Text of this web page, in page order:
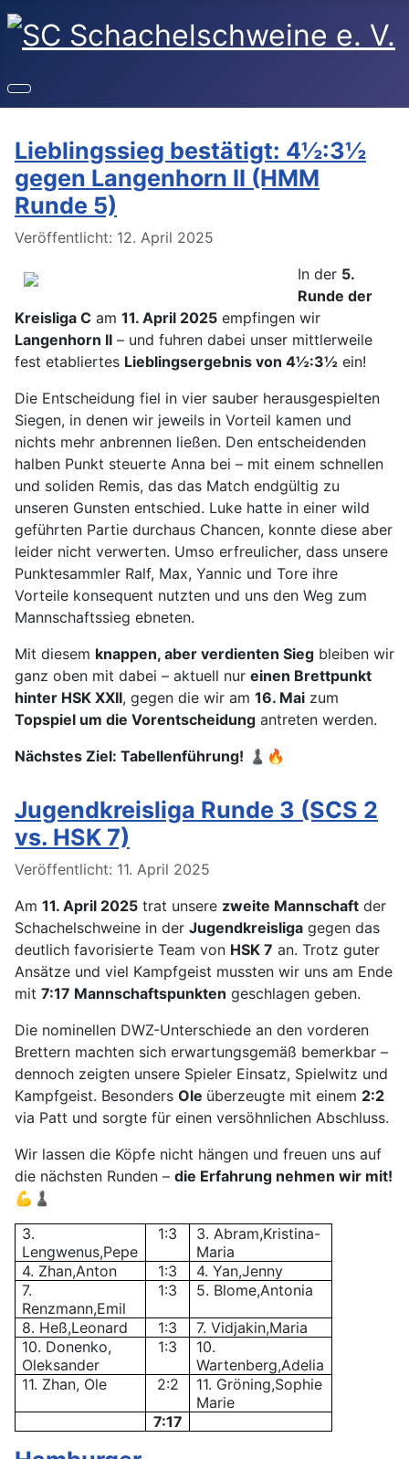
Lieblingssieg bestätigt: 4½:3½
gegen Langenhorn II (HMM
Runde 5)
Details
Veröffentlicht: 12. April 2025
In der 5.
Runde der
Kreisliga C am 11. April 2025 empfingen wir
Langenhorn II – und fuhren dabei unser mittlerweile
fest etabliertes Lieblingsergebnis von 4½:3½ ein!
Die Entscheidung fiel in vier sauber herausgespielten
Siegen, in denen wir jeweils in Vorteil kamen und
nichts mehr anbrennen ließen. Den entscheidenden
halben Punkt steuerte Anna bei – mit einem schnellen
und soliden Remis, das das Match endgültig zu
unseren Gunsten entschied. Luke hatte in einer wild
geführten Partie durchaus Chancen, konnte diese aber
leider nicht verwerten. Umso erfreulicher, dass unsere
Punktesammler Ralf, Max, Yannic und Tore ihre
Vorteile konsequent nutzten und uns den Weg zum
Mannschaftssieg ebneten.
Mit diesem knappen, aber verdienten Sieg bleiben wir
ganz oben mit dabei – aktuell nur einen Brettpunkt
hinter HSK XXII, gegen die wir am 16. Mai zum
Topspiel um die Vorentscheidung antreten werden.
Nächstes Ziel: Tabellenführung! ♟🔥
Jugendkreisliga Runde 3 (SCS 2
vs. HSK 7)
Details
Veröffentlicht: 11. April 2025
Am 11. April 2025 trat unsere zweite Mannschaft der
Schachelschweine in der Jugendkreisliga gegen das
deutlich favorisierte Team von HSK 7 an. Trotz guter
Ansätze und viel Kampfgeist mussten wir uns am Ende
mit 7:17 Mannschaftspunkten geschlagen geben.
Die nominellen DWZ-Unterschiede an den vorderen
Brettern machten sich erwartungsgemäß bemerkbar –
dennoch zeigten unsere Spieler Einsatz, Spielwitz und
Kampfgeist. Besonders Ole überzeugte mit einem 2:2
via Patt und sorgte für einen versöhnlichen Abschluss.
Wir lassen die Köpfe nicht hängen und freuen uns auf
die nächsten Runden – die Erfahrung nehmen wir mit!
💪♟️
3.
Lengwenus,Pepe
1:3
3. Abram,Kristina-
Maria
4. Zhan,Anton
1:3
4. Yan,Jenny
7.
Renzmann,Emil
1:3 5. Blome,Antonia
8. Heß,Leonard 1:3
7. Vidjakin,Maria
10. Donenko,
Oleksander
1:3
10.
Wartenberg,Adelia
11. Zhan, Ole
2:2
11. Gröning,Sophie
Marie
7:17